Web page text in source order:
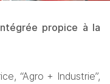
propice à la
“Agro + Industrie”,